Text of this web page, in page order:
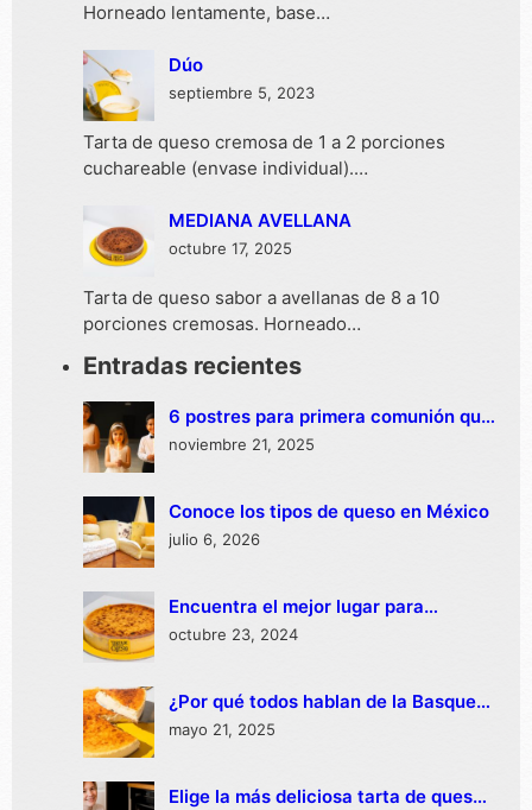
Horneado lentamente, base…
Dúo
septiembre 5, 2023
Tarta de queso cremosa de 1 a 2 porciones
cuchareable (envase individual).…
MEDIANA AVELLANA
octubre 17, 2025
Tarta de queso sabor a avellanas de 8 a 10
porciones cremosas. Horneado…
Entradas recientes
6 postres para primera comunión que
no deben faltar
noviembre 21, 2025
Conoce los tipos de queso en México
julio 6, 2026
Encuentra el mejor lugar para
disfrutar del cheesecake horneado:
postre
octubre 23, 2024
¿Por qué todos hablan de la Basque
Burnt Cheesecake?
mayo 21, 2025
Elige la más deliciosa tarta de queso